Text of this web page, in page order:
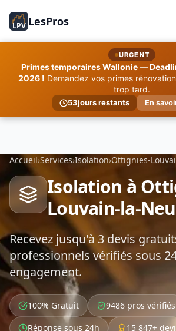
LPV LesPros
URGENT
Primes temporaires Wallonie —
2026 ! Demandez vos primes
trop tard.
53jours restants En
Accueil›Services›Isolation›Ottignies-
Isolation à
Louvain-la-
Recevez jusqu'à 3 devis
professionnels vérifiés sous
engagement.
100% Gratuit
9486 pros vérifiés
Réponse sous 24h
15 847+